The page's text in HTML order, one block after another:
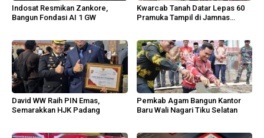
Indosat Resmikan Zankore,
Bangun Fondasi AI 1 GW
Kwarcab Tanah Datar Lepas 60
Pramuka Tampil di Jamnas
David WW Raih PIN Emas,
Semarakkan HJK Padang
Pemkab Agam Bangun Kantor
Baru Wali Nagari Tiku Selatan